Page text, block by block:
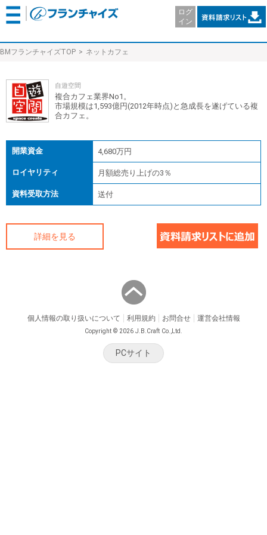
ログ
イン
BMフランチャイズTOP ネットカフェ
自遊空間
複合カフェ業界No1。
市場規模は1,593億円(2012年時点)と急成長を遂げている複
合カフェ。
開業資金 4,680万円
ロイヤリティ 月額総売り上げの3％
資料受取方法 送付
詳細を見る
個人情報の取り扱いについて 利用規約 お問合せ 運営会社情報
Copyright © 2026 J.B.Craft Co.,Ltd.
PCサイト